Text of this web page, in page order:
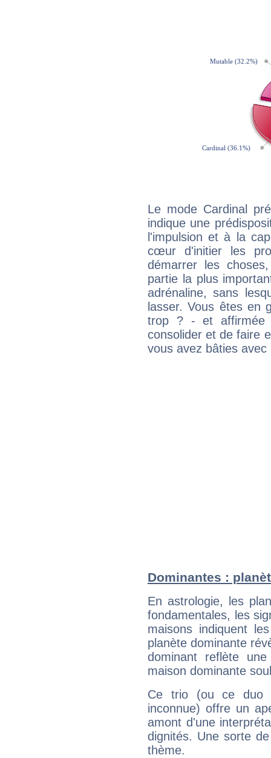
Le mode Cardinal
indique une
l'impulsion et à la
cœur d'initier les
démarrer les
partie la plus
adrénaline, sans
lasser. Vous êtes en
trop ? - et affirmée
consolider et de faire
vous avez bâties avec
Dominantes :
En astrologie, les
fondamentales, les
maisons indiquent
planète dominante
dominant reflète
maison dominante
Ce trio (ou ce duo
inconnue) offre un
amont d'une
dignités. Une sorte
thème.